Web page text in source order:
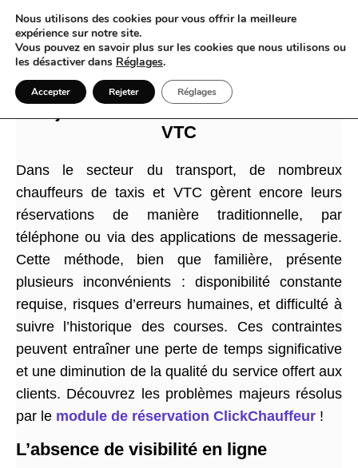
ClickChauffeur : Résoudre les défis
VTC
Dans le secteur du transport, de nombreux
chauffeurs de taxis et VTC gèrent encore leurs
réservations de manière traditionnelle, par
téléphone ou via des applications de messagerie.
Cette méthode, bien que familière, présente
plusieurs inconvénients : disponibilité constante
requise, risques d’erreurs humaines, et difficulté à
suivre l’historique des courses. Ces contraintes
peuvent entraîner une perte de temps significative
et une diminution de la qualité du service offert aux
clients. Découvrez les problèmes majeurs résolus
par le module de réservation ClickChauffeur !
L’absence de visibilité en ligne
Nous utilisons des cookies pour vous offrir la meilleure
expérience sur notre site.
Vous pouvez en savoir plus sur les cookies que nous utilisons ou
les désactiver dans Réglages.
Accepter Rejeter Réglages